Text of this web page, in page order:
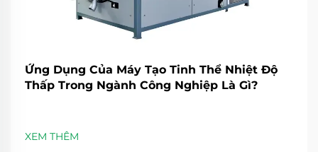
Ứng Dụng Của Máy Tạo Tinh Thể Nhiệt Độ
Thấp Trong Ngành Công Nghiệp Là Gì?
XEM THÊM